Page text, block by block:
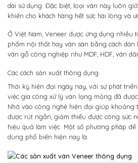
dài sử dụng. Đặc biệt, loại ván này luôn
khiến cho khách hàng hết sức hài lòng và
Ở Việt Nam, Veneer được ứng dụng nhiều
phẩm nội thất hay ván sàn bằng cách dán
ván gỗ công nghiệp như MDF, HDF, ván
Các cách sản xuất thông dụng
Thời kỳ hiện đại ngày nay, với sự phát
việc gia công xử lý ván lạng mỏng đã
Nhờ vào công nghệ hiện đại giúp khoảng
được rút ngắn, giảm thiểu được công sức
hiệu quả làm việc. Một số phương pháp
dùng phổ biến hiện nay là: